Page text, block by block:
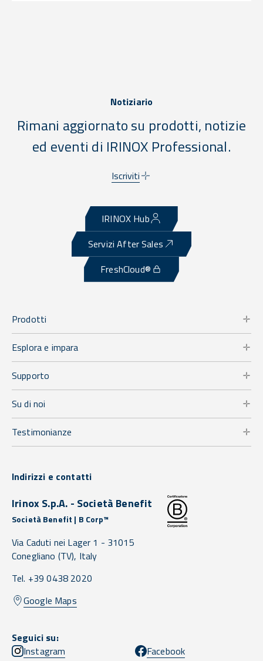
Notiziario
Rimani aggiornato su prodotti, notizie
ed eventi di IRINOX Professional.
Iscriviti
IRINOX Hub
Servizi After Sales
FreshCloud®
Prodotti
Esplora e impara
Supporto
Su di noi
Testimonianze
Indirizzi e contatti
Irinox S.p.A. - Società Benefit
Società Benefit | B Corp™
Via Caduti nei Lager 1 - 31015
Conegliano (TV), Italy
Tel. +39 0438 2020
Google Maps
Seguici su:
Instagram
Facebook